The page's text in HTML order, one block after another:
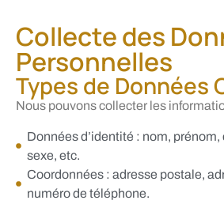
Collecte des
Personnelles
Types de Données
Nous pouvons collecter les
Données d’identité : nom,
sexe, etc.
Coordonnées : adresse postale,
numéro de téléphone.